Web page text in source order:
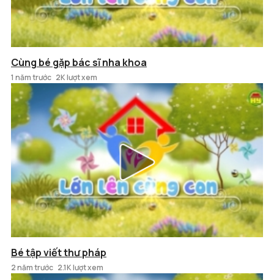
Cùng bé gặp bác sĩ nha khoa
1 năm trước 2K lượt xem
Bé tập viết thư pháp
2 năm trước 2.1K lượt xem